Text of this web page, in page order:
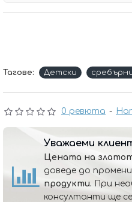
0 ревюта -
Тагове: Детски
Уважаеми
Цената на
доведе до промени
продукти. При
консултанти ще